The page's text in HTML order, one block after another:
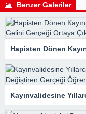
Benzer Galeriler